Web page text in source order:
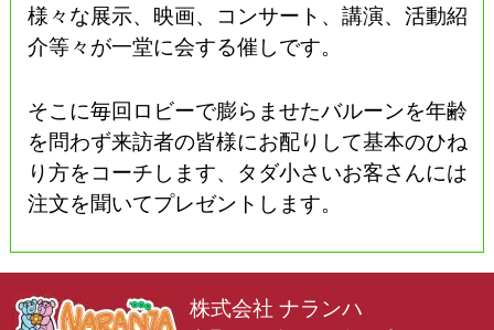
様々な展示、映画、コンサート、講演、活動紹
介等々が一堂に会する催しです。
そこに毎回ロビーで膨らませたバルーンを年齢
を問わず来訪者の皆様にお配りして基本のひね
り方をコーチします、タダ小さいお客さんには
注文を聞いてプレゼントします。
株式会社 ナランハ